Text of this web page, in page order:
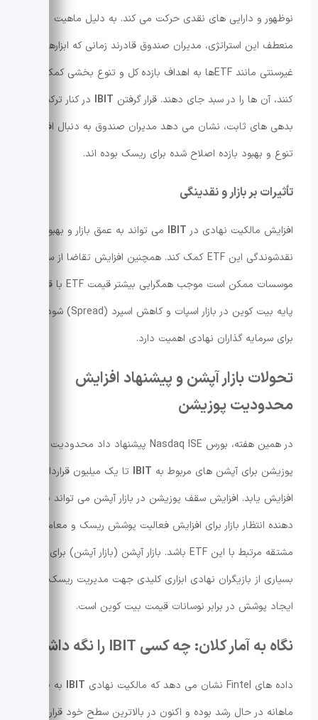
نوظهور و دارایی های نقدی حرکت می کند. به دلیل ماهیت
منعطف این استراتژی، مدیران صندوق قادرند زمانی که ابزارهای
غیرسنتی مانند ETFها به اهداف بازده کل و تنوع بخشی کمک
کنند، آن ها را در سبد جای دهند. قرار گرفتن IBIT در کنار ترکیب
بدهی های ثابت، نشان می دهد مدیران صندوق به دنبال افزایش
تنوع و بهبود بازده اصلاح شده برای ریسک بوده اند.
تأثیرات بر بازار و نقدینگی
افزایش مالکیت نهادی در IBIT می تواند به عمق بازار و بهبود
نقدشوندگی این ETF کمک کند. همچنین افزایش تقاضا از سوی
موسسات ممکن است موجب همگرایی بیشتر قیمت ETF با قیمت
پایه بیت کوین در بازار اسپات و کاهش اسپرد (Spread) شود که
برای سرمایه گذاران نهادی اهمیت دارد.
تحولات بازار آپشن و پیشنهاد افزایش
محدودیت پوزیشن
در همین هفته، بورس Nasdaq ISE پیشنهاد داد محدودیت
پوزیشن برای آپشن های مربوط به IBIT تا یک میلیون قرارداد
افزایش یابد. افزایش سقف پوزیشن در بازار آپشن می تواند نشان
دهنده انتظار بازار برای افزایش فعالیت پوشش ریسک و معاملات
مشتقه مرتبط با این ETF باشد. بازار آپشن (بازار آپشن) برای
بسیاری از بازیگران نهادی ابزاری کلیدی جهت مدیریت ریسک و
ایجاد پوشش در برابر نوسانات قیمت بیت کوین است.
نگاه به آمار کلان: چه کسی IBIT را نگه داشته؟
داده های Fintel نشان می دهد که مالکیت نهادی IBIT به صورت
ماهانه در حال رشد بوده و اکنون در بالاترین سطح خود قرار دارد.